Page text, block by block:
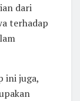
dari
terhadap
ini juga,